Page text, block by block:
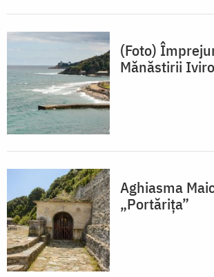
(Foto)
Mănăstirii
Aghiasma
„Portărița”